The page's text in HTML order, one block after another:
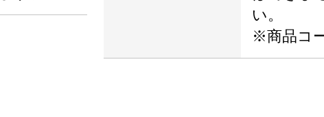
い。
※商品コ